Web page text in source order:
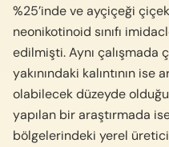
%25’inde ve ayçiçeği
neonikotinoid sınıfı
edilmişti. Aynı çalışmada
yakınındaki kalıntının ise
olabilecek düzeyde olduğu
yapılan bir araştırmada
bölgelerindeki yerel